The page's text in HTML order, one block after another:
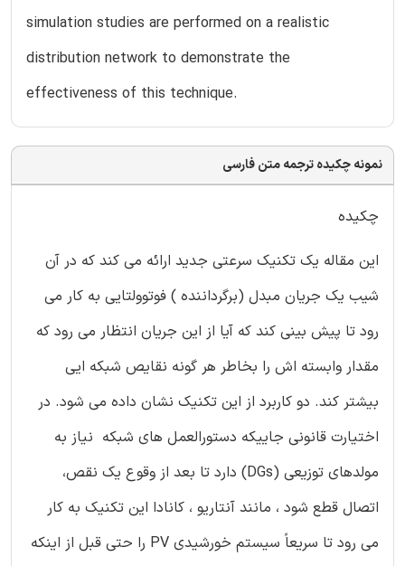
simulation studies are performed on a realistic
distribution network to demonstrate the
effectiveness of this technique.
نمونه چکیده ترجمه متن فارسی
چکیده
این مقاله یک تکنیک سرعتی جدید ارائه می کند که در آن
شیب یک جریان مبدل (برگرداننده ) فوتوولتایی به کار می
رود تا پیش بینی کند که آیا از این جریان انتظار می رود که
مقدار وابسته اش را بخاطر هر گونه نقایص شبکه ایی
بیشتر کند. دو کاربرد از این تکنیک نشان داده می شود. در
اختیارت قانونی جاییکه دستورالعمل های شبکه نیاز به
مولدهای توزیعی (DGs) دارد تا بعد از وقوع یک نقص،
اتصال قطع شود ، مانند آنتاریو ، کانادا این تکنیک به کار
می رود تا سریعاً سیستم خورشیدی PV را حتی قبل از اینکه